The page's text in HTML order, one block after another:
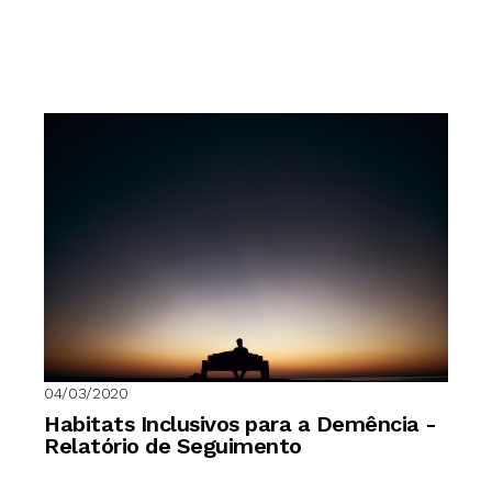
04/03/2020
Habitats Inclusivos para a Demência -
Relatório de Seguimento